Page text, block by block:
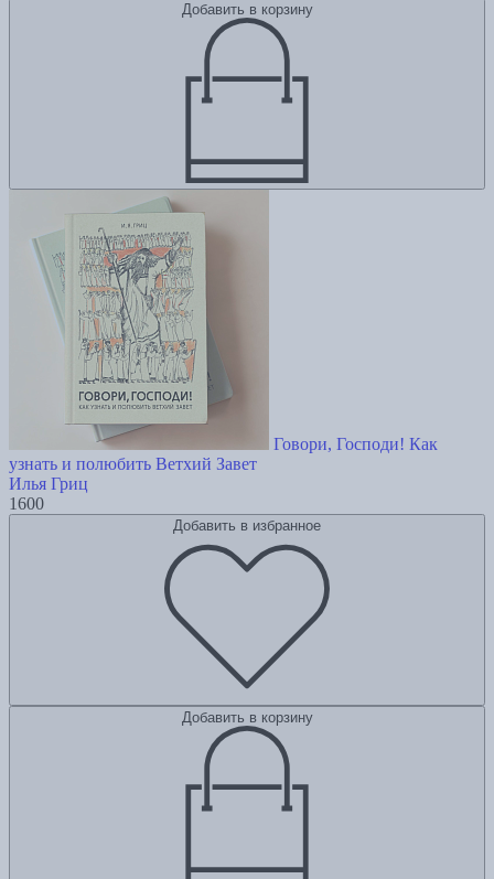
Добавить в корзину
Говори, Господи! Как
узнать и полюбить Ветхий Завет
Илья Гриц
1600
Добавить в избранное
Добавить в корзину